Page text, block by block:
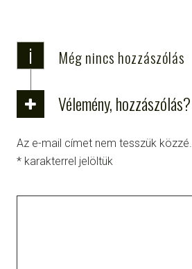
i Még nincs hozzászólás
Vélemény, hozzászólás?
Az e-mail címet nem tesszük közzé.
* karakterrel jelöltük